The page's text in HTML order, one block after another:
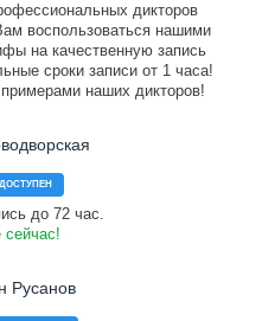
дикторов
воспользоваться нашими
на качественную запись
сроки записи от 1 часа!
наших дикторов!
до 72 час.
сейчас!
Русанов